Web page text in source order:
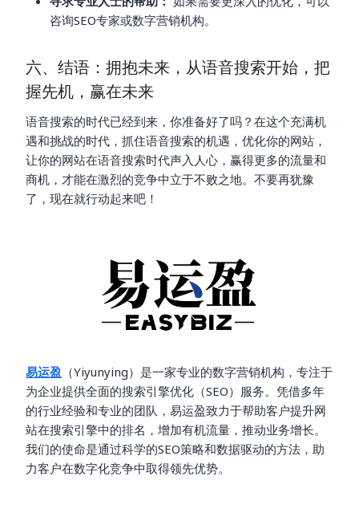
咨询SEO专家或数字营销机构。
六、结语：拥抱未来，从语音搜索开始，把
握先机，赢在未来
语音搜索的时代已经到来，你准备好了吗？在这个充满机
遇和挑战的时代，抓住语音搜索的机遇，优化你的网站，
让你的网站在语音搜索时代声入人心，赢得更多的流量和
商机，才能在激烈的竞争中立于不败之地。不要再犹豫
了，现在就行动起来吧！
易运盈 （Yiyunying）是一家专业的数字营销机构，专注于
为企业提供全面的搜索引擎优化（SEO）服务。凭借多年
的行业经验和专业的团队，易运盈致力于帮助客户提升网
站在搜索引擎中的排名，增加有机流量，推动业务增长。
我们的使命是通过科学的SEO策略和数据驱动的方法，助
力客户在数字化竞争中取得领先优势。